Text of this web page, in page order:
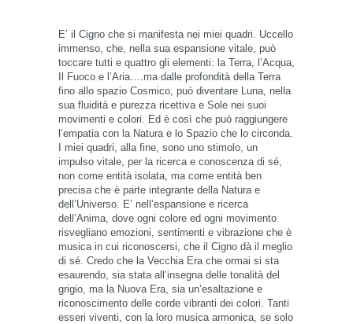
E’ il Cigno che si manifesta nei miei quadri. Uccello
immenso, che, nella sua espansione vitale, può
toccare tutti e quattro gli elementi: la Terra, l’Acqua,
Il Fuoco e l’Aria….ma dalle profondità della Terra
fino allo spazio Cosmico, può diventare Luna, nella
sua fluidità e purezza ricettiva e Sole nei suoi
movimenti e colori. Ed è così che può raggiungere
l’empatia con la Natura e lo Spazio che lo circonda.
I miei quadri, alla fine, sono uno stimolo, un
impulso vitale, per la ricerca e conoscenza di sé,
non come entità isolata, ma come entità ben
precisa che è parte integrante della Natura e
dell’Universo. E’ nell’espansione e ricerca
dell’Anima, dove ogni colore ed ogni movimento
risvegliano emozioni, sentimenti e vibrazione che è
musica in cui riconoscersi, che il Cigno dà il meglio
di sé. Credo che la Vecchia Era che ormai si sta
esaurendo, sia stata all’insegna delle tonalità del
grigio, ma la Nuova Era, sia un’esaltazione e
riconoscimento delle corde vibranti dei colori. Tanti
esseri viventi, con la loro musica armonica, se solo